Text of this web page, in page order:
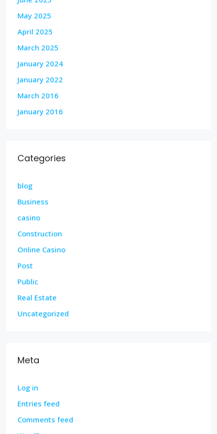
May 2025
April 2025
March 2025
January 2024
January 2022
March 2016
January 2016
Categories
blog
Business
casino
Construction
Online Casino
Post
Public
Real Estate
Uncategorized
Meta
Log in
Entries feed
Comments feed